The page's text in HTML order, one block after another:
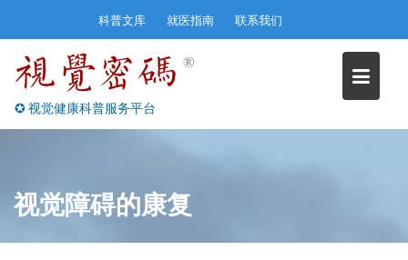
content
科普文库 就医指南 联系我们
✪ 视觉健康科普服务平台
视觉障碍的康复